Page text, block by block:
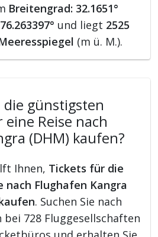
Breitengrad: 32.1651°
und liegt 2525
(m ü. M.).
günstigsten
Reise nach
(DHM) kaufen?
Ihnen, Tickets für die
nach Flughafen Kangra
. Suchen Sie nach
728 Fluggesellschaften